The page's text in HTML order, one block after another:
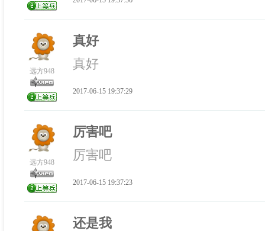
远方948
真好
真好
2017-06-15 19:37:29
远方948
厉害吧
厉害吧
2017-06-15 19:37:23
还是我